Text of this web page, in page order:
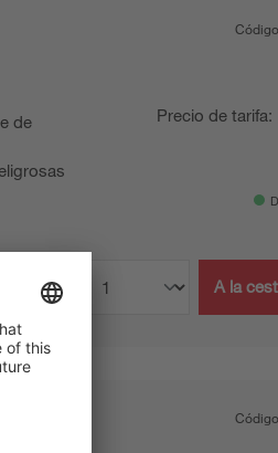
de
Precio de tarifa:
A la